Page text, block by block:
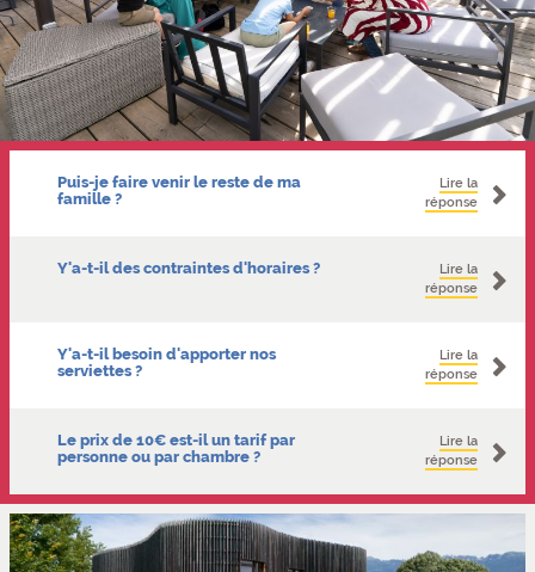
Puis-je faire venir le reste de ma
famille ?
Lire la
réponse
Y'a-t-il des contraintes d'horaires ?
Lire la
réponse
Y'a-t-il besoin d'apporter nos
serviettes ?
Lire la
réponse
Le prix de 10€ est-il un tarif par
personne ou par chambre ?
Lire la
réponse